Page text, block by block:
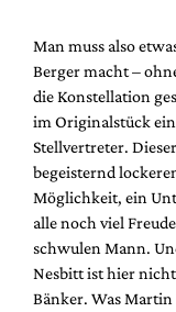
Man muss also
Berger macht –
die Konstellation
im Originalstück
Stellvertreter.
begeisternd
Möglichkeit, ein
alle noch viel
schwulen Mann.
Nesbitt ist hier
Bänker. Was Martin